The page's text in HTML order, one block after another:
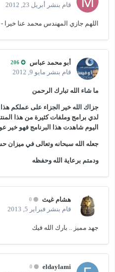
قام بنشر أبريل 23, 2012
اللهم جازي المهندس محمد عنا خيرا -
أبو محمد عباس
قام بنشر مايو 9, 2012
ما شاء الله تبارك الرحمن
جزاك الله خير الجزاء على عملكم هذا
لدي برامج وملفات كثيرة من هذا
اليوم شاهدت هذا البرنامج فهو خير
جعله الله سبحانه وتعالى في ميزان
ودمتم برعاية الله وحفظه
هشام غيث
قام بنشر فبراير 5, 2013
جهد مميز .. بارك الله فيك
eldaylami